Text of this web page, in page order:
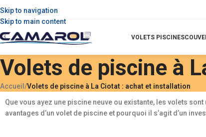
Skip to navigation
Skip to main content
VOLETS PISCINES
Volets de piscine à
Accueil /Volets de piscine à La Ciotat : achat et installation
Que vous ayez une piscine neuve ou existante, les volets
avantages d’un volet de piscine et pourquoi il s’agit d’un